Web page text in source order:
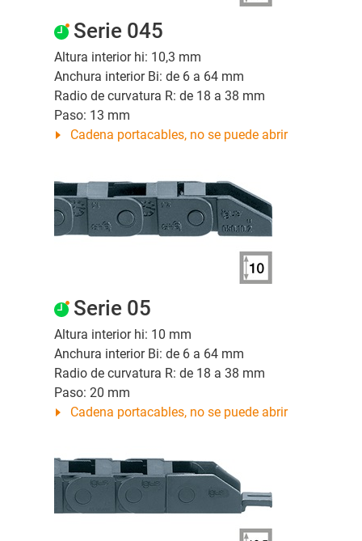
Serie 045
Altura interior hi: 10,3 mm
Anchura interior Bi: de 6 a 64 mm
Radio de curvatura R: de 18 a 38 mm
Paso: 13 mm
Cadena portacables, no se puede abrir
Serie 05
Altura interior hi: 10 mm
Anchura interior Bi: de 6 a 64 mm
Radio de curvatura R: de 18 a 38 mm
Paso: 20 mm
Cadena portacables, no se puede abrir